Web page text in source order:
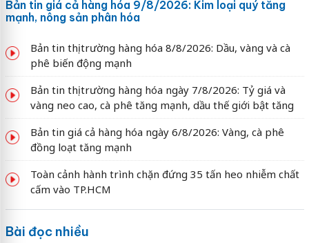
Bản tin giá cả hàng hóa 9/8/2026: Kim loại quý tăng
mạnh, nông sản phân hóa
Bản tin thị trường hàng hóa 8/8/2026: Dầu, vàng và cà
phê biến động mạnh
Bản tin thị trường hàng hóa ngày 7/8/2026: Tỷ giá và
vàng neo cao, cà phê tăng mạnh, dầu thế giới bật tăng
Bản tin giá cả hàng hóa ngày 6/8/2026: Vàng, cà phê
đồng loạt tăng mạnh
Toàn cảnh hành trình chặn đứng 35 tấn heo nhiễm chất
cấm vào TP.HCM
Bài đọc nhiều